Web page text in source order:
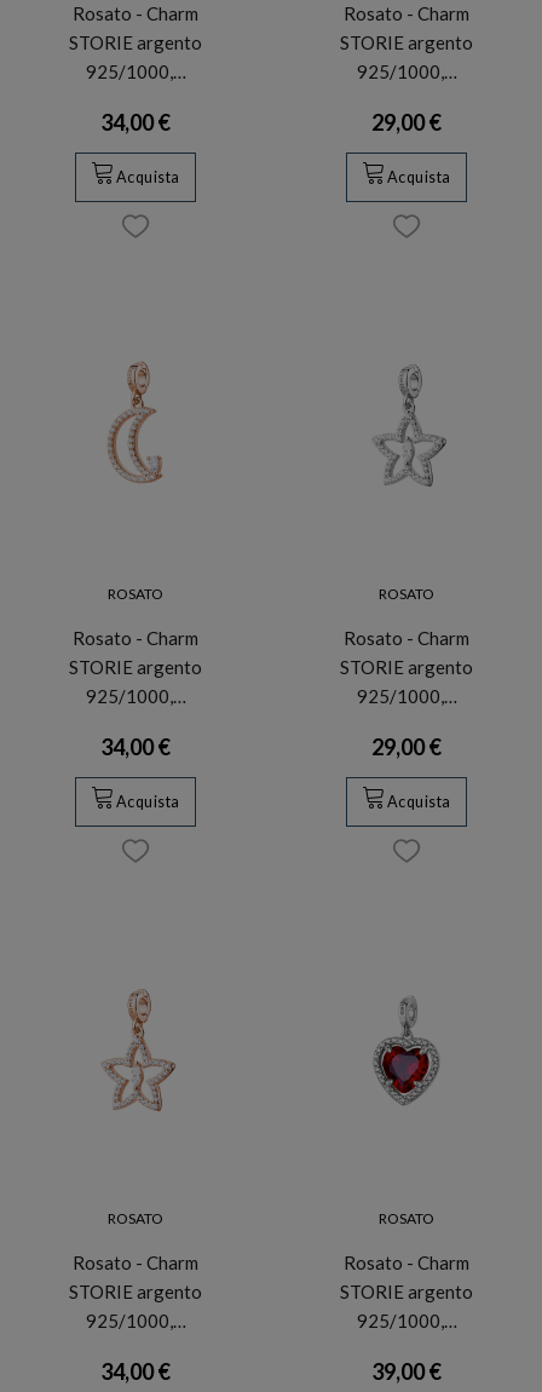
Rosato - Charm
STORIE argento
925/1000,…
34,00 €
Acquista
Rosato - Charm
STORIE argento
925/1000,…
29,00 €
Acquista
ROSATO
Rosato - Charm
STORIE argento
925/1000,…
34,00 €
Acquista
ROSATO
Rosato - Charm
STORIE argento
925/1000,…
29,00 €
Acquista
ROSATO
Rosato - Charm
STORIE argento
925/1000,…
34,00 €
ROSATO
Rosato - Charm
STORIE argento
925/1000,…
39,00 €